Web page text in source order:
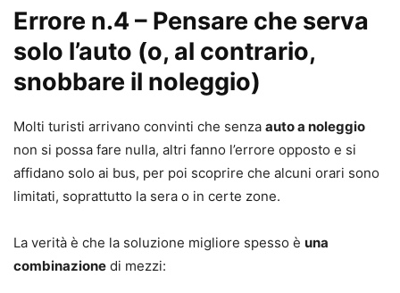
Errore n.4 – Pensare che serva
solo l’auto (o, al contrario,
snobbare il noleggio)
Molti turisti arrivano convinti che senza auto a noleggio
non si possa fare nulla, altri fanno l’errore opposto e si
affidano solo ai bus, per poi scoprire che alcuni orari sono
limitati, soprattutto la sera o in certe zone.
La verità è che la soluzione migliore spesso è una
combinazione di mezzi: